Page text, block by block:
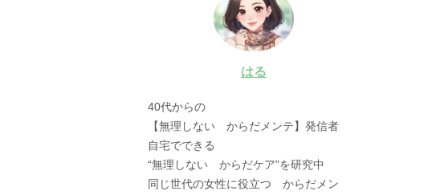
はる
40代からの
【無理しない からだメンテ】発信者
自宅でできる
“無理しない からだケア”を研究中
同じ世代の女性に役立つ からだメン